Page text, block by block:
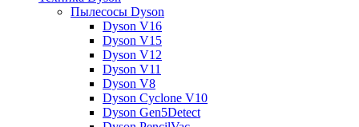
Пылесосы Dyson
Dyson V16
Dyson V15
Dyson V12
Dyson V11
Dyson V8
Dyson Cyclone V10
Dyson Gen5Detect